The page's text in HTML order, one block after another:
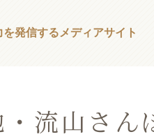
を発信する メディアサイト
・流山さ